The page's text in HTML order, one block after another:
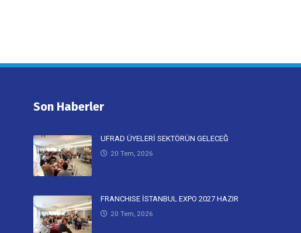
Son Haberler
UFRAD ÜYELERİ SEKTÖRÜN GELECEĞ
20 Tem, 2026
FRANCHISE İSTANBUL EXPO 2027 HAZIR
20 Tem, 2026